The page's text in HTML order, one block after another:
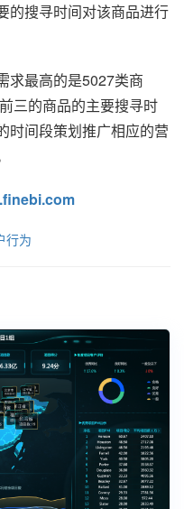
的搜寻时间对该商品进行
求最高的是5027类商
三的商品的主要搜寻时
时间段策划推广相应的营
行为